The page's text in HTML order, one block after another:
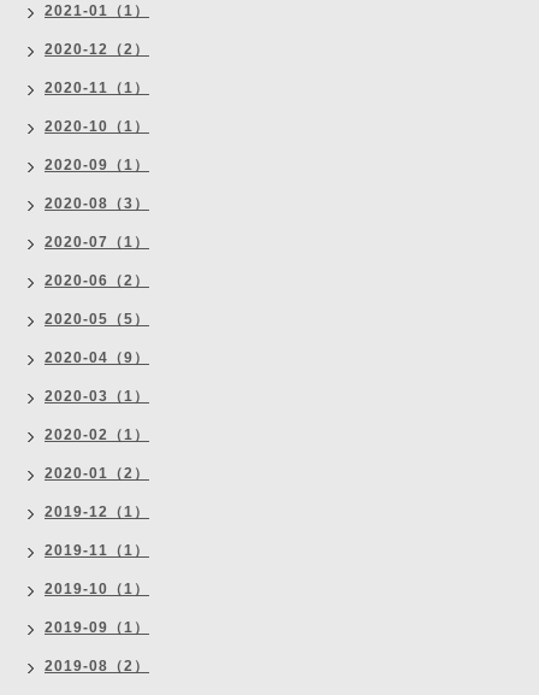
2021-01（1）
2020-12（2）
2020-11（1）
2020-10（1）
2020-09（1）
2020-08（3）
2020-07（1）
2020-06（2）
2020-05（5）
2020-04（9）
2020-03（1）
2020-02（1）
2020-01（2）
2019-12（1）
2019-11（1）
2019-10（1）
2019-09（1）
2019-08（2）